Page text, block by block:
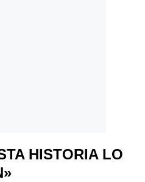
HISTORIA LO